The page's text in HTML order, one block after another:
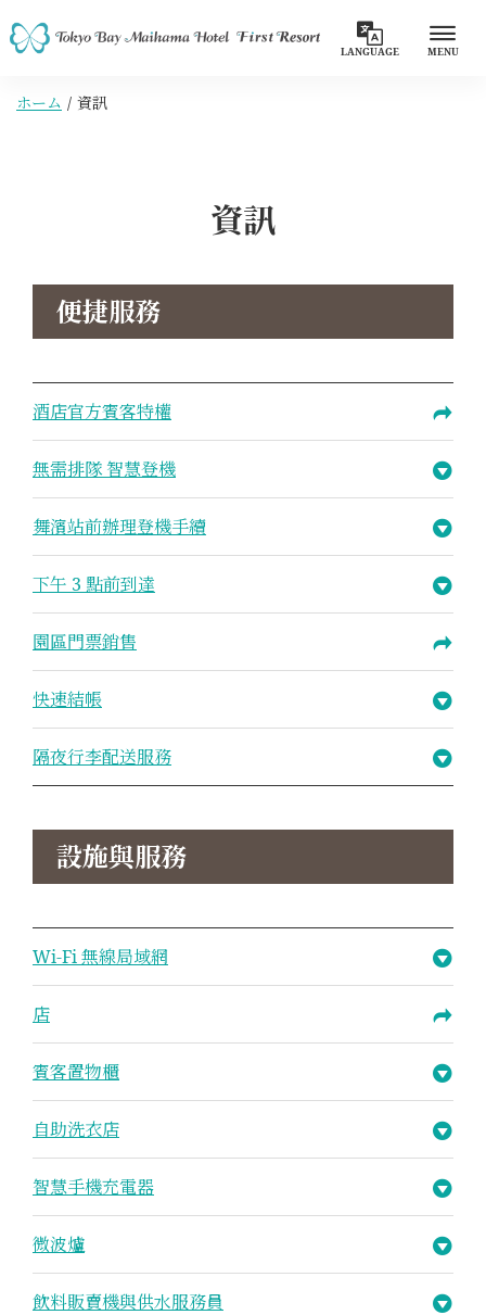
LANGUAGE MENU
ホーム 資訊
資訊
便捷服務
酒店官方賓客特權
無需排隊 智慧登機
舞濱站前辦理登機手續
下午 3 點前到達
園區門票銷售
快速結帳
隔夜行李配送服務
設施與服務
Wi-Fi 無線局域網
店
賓客置物櫃
自助洗衣店
智慧手機充電器
微波爐
飲料販賣機與供水服務員